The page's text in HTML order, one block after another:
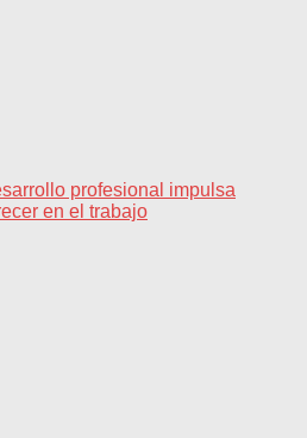
profesional impulsa
en el trabajo